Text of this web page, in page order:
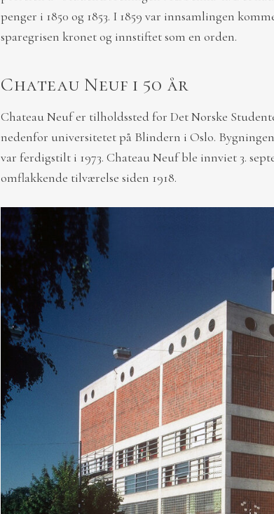
penger i 1850 og 1853. I 1859 var innsamlingen
sparegrisen kronet og innstiftet som en orden.
Chateau Neuf i 50 år
Chateau Neuf er tilholdssted for Det Norske
nedenfor universitetet på Blindern i Oslo.
var ferdigstilt i 1973. Chateau Neuf ble innviet 3.
omflakkende tilværelse siden 1918.